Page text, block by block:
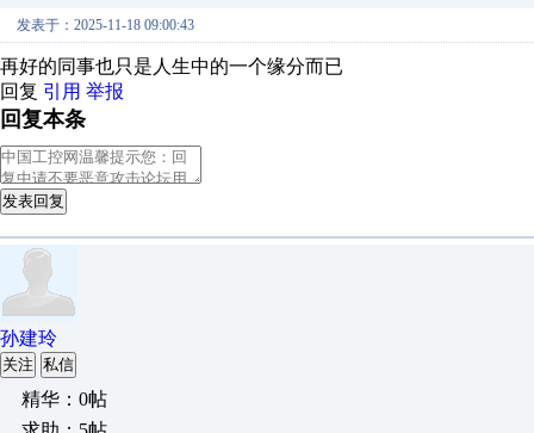
发表于：2025-11-18 09:00:43
再好的同事也只是人生中的一个缘分而已
回复 引用 举报
回复本条
发表回复
孙建玲
关注 私信
精华：0帖